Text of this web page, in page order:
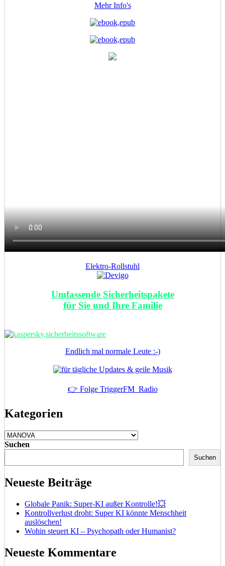
Mehr Info's
Elektro-Rollstuhl
Umfassende Sicherheitspakete
für Sie und Ihre Familie
Endlich mal normale Leute :-)
👉 Folge TriggerFM_Radio
Kategorien
Kategorien
Suchen
Suchen
Neueste Beiträge
Globale Panik: Super-KI außer Kontrolle!💥
Kontrollverlust droht: Super KI könnte Menschheit
auslöschen!
Wohin steuert KI – Psychopath oder Humanist?
Neueste Kommentare